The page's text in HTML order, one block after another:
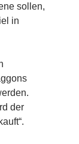
sollen,
in
der